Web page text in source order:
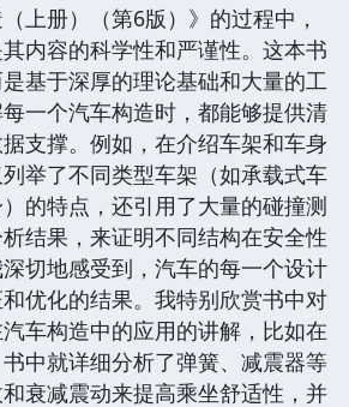
上册）（第6版）》的过程中，
内容的科学性和严谨性。这本书
基于深厚的理论基础和大量的工
一个汽车构造时，都能够提供清
支撑。例如，在介绍车架和车身
举了不同类型车架（如承载式车
的特点，还引用了大量的碰撞测
结果，来证明不同结构在安全性
切地感受到，汽车的每一个设计
优化的结果。我特别欣赏书中对
车构造中的应用的讲解，比如在
中就详细分析了弹簧、减震器等
衰减震动来提高乘坐舒适性，并